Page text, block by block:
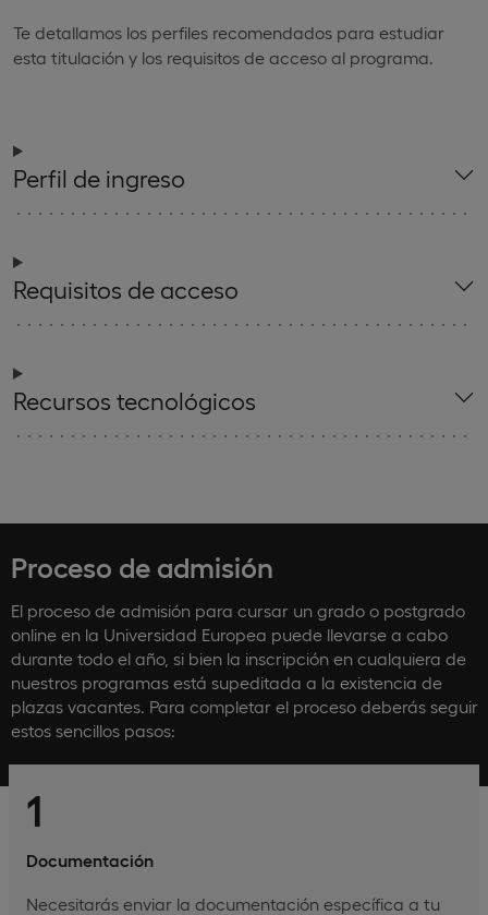
Te detallamos los perfiles recomendados para estudiar
esta titulación y los requisitos de acceso al programa.
Perfil de ingreso
Requisitos de acceso
Recursos tecnológicos
Proceso de admisión
El proceso de admisión para cursar un grado o postgrado
online en la Universidad Europea puede llevarse a cabo
durante todo el año, si bien la inscripción en cualquiera de
nuestros programas está supeditada a la existencia de
plazas vacantes. Para completar el proceso deberás seguir
estos sencillos pasos:
1
Documentación
Necesitarás enviar la documentación específica a tu